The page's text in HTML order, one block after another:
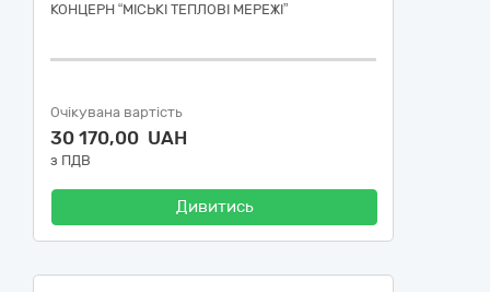
КОНЦЕРН “МІСЬКІ ТЕПЛОВІ МЕРЕЖІ”
Очікувана вартість
30 170,00 UAH
з ПДВ
Дивитись